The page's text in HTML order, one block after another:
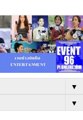
▼
▼